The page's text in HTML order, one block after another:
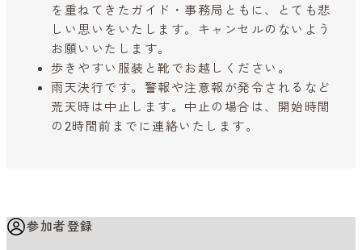
を重ねてきたガイド・事務局ともに、とても悲
しい思いをいたします。キャンセルのないよう
お願いいたします。
歩きやすい服装と靴でお越しください。
雨天決行です。警報や注意報が発令されるなど
荒天時は中止します。中止の場合は、開始時間
の2時間前までに連絡いたします。
参加者登録